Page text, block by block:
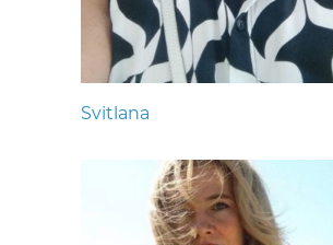
Svitlana